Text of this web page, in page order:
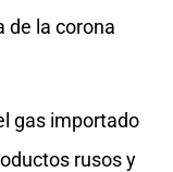
de la corona
gas importado
rusos y